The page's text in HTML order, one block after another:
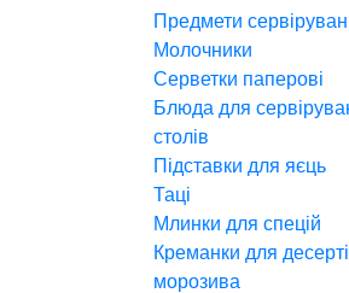
Предмети
Молочники
Серветки паперові
Блюда для
столів
Підставки для яєць
Таці
Млинки для спецій
Креманки для
морозива